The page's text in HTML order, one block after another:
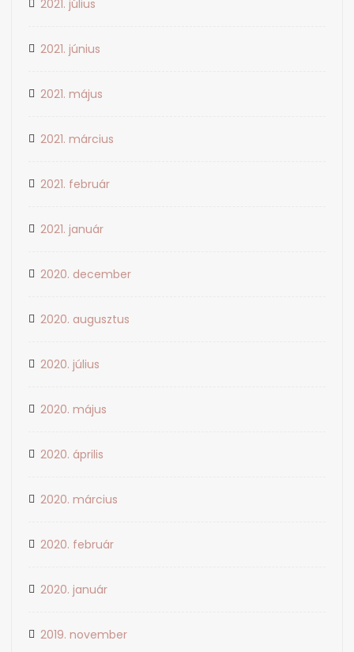
2021. július
2021. június
2021. május
2021. március
2021. február
2021. január
2020. december
2020. augusztus
2020. július
2020. május
2020. április
2020. március
2020. február
2020. január
2019. november